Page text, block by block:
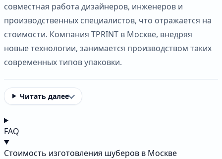
совместная работа дизайнеров, инженеров и
производственных специалистов, что отражается на
стоимости. Компания TPRINT в Москве, внедряя
новые технологии, занимается производством таких
современных типов упаковки.
Читать далее
FAQ
Стоимость изготовления шуберов в Москве